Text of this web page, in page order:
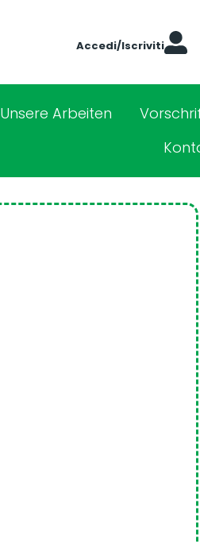
Accedi/Iscriviti
Unsere Arbeiten